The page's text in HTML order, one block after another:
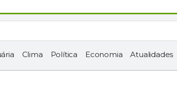
Clima Política Economia Atualidades